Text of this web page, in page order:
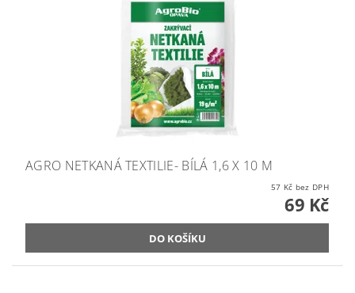
AGRO NETKANÁ TEXTILIE- BÍLÁ 1,6 X 10 M
57 Kč bez DPH
69 Kč